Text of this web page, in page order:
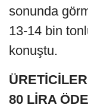
sonunda
13-14 bin
konuştu.
80 LİRA